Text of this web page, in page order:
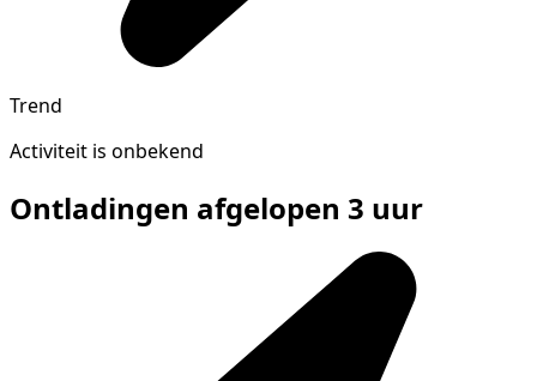
Trend
Activiteit is onbekend
Ontladingen afgelopen 3 uur